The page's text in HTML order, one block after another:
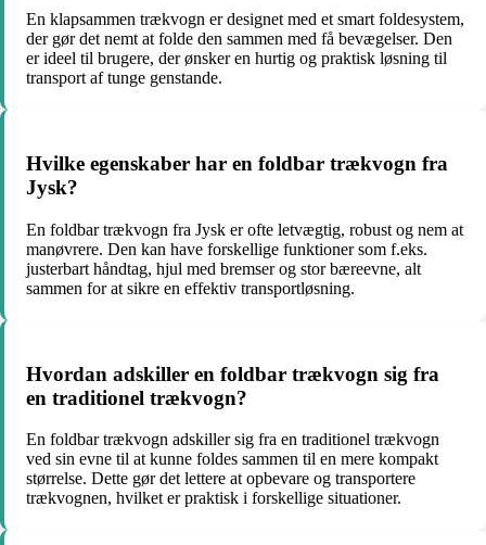
En klapsammen trækvogn er designet med et smart foldesystem,
der gør det nemt at folde den sammen med få bevægelser. Den
er ideel til brugere, der ønsker en hurtig og praktisk løsning til
transport af tunge genstande.
Hvilke egenskaber har en foldbar trækvogn fra
Jysk?
En foldbar trækvogn fra Jysk er ofte letvægtig, robust og nem at
manøvrere. Den kan have forskellige funktioner som f.eks.
justerbart håndtag, hjul med bremser og stor bæreevne, alt
sammen for at sikre en effektiv transportløsning.
Hvordan adskiller en foldbar trækvogn sig fra
en traditionel trækvogn?
En foldbar trækvogn adskiller sig fra en traditionel trækvogn
ved sin evne til at kunne foldes sammen til en mere kompakt
størrelse. Dette gør det lettere at opbevare og transportere
trækvognen, hvilket er praktisk i forskellige situationer.